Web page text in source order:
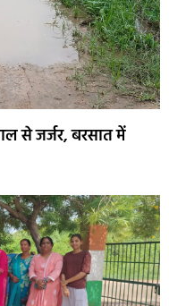
से जर्जर, बरसात में